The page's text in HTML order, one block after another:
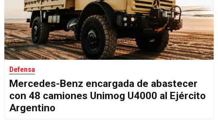
Defensa
Mercedes-Benz encargada de abastecer
con 48 camiones Unimog U4000 al Ejército
Argentino